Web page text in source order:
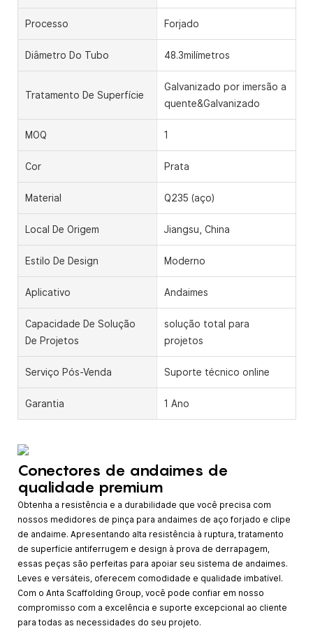
Processo Forjado
Diâmetro Do Tubo 48.3milímetros
Tratamento De Superfície
Galvanizado por imersão a
quente&Galvanizado
MOQ 1
Cor Prata
Material Q235 (aço)
Local De Origem Jiangsu, China
Estilo De Design Moderno
Aplicativo Andaimes
Capacidade De Solução
De Projetos
solução total para
projetos
Serviço Pós-Venda Suporte técnico online
Garantia 1 Ano
Conectores de andaimes de
qualidade premium
Obtenha a resistência e a durabilidade que você precisa com
nossos medidores de pinça para andaimes de aço forjado e clipe
de andaime. Apresentando alta resistência à ruptura, tratamento
de superfície antiferrugem e design à prova de derrapagem,
essas peças são perfeitas para apoiar seu sistema de andaimes.
Leves e versáteis, oferecem comodidade e qualidade imbatível.
Com o Anta Scaffolding Group, você pode confiar em nosso
compromisso com a excelência e suporte excepcional ao cliente
para todas as necessidades do seu projeto.